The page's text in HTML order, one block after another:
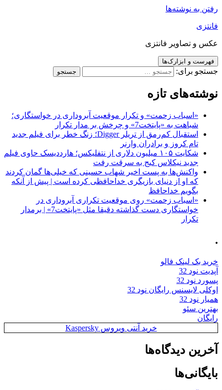
رفتن به نوشته‌ها
فانتزی
عکس و تصاویر فانتزی
فهرست و ابزارک‌ها
جستجو برای:
نوشته‌های تازه
«اسباب زحمت» و تکرار موقعیت آبروداری در خواستگاری؛
شباهت به «پایتخت7» و چرخش بر مدار تکرار
استقبال کم‌رمق از تریلر Digger؛ زنگ خطر برای فیلم جدید
تام کروز و برادران وارنر
شکایت ۱۰۵ میلیون دلاری از نتفلیکس؛ هارددیسک حاوی فیلم
جدید نیکلاس کیج به سرقت رفت
واکنش‌ها به پست اخیر شهاب حسینی که خیلی‌ها گمان کردند
که او از دنیای بازیگری خداحافظی کرده است | پیش از آنکه
بگویم خداحافظ
«اسباب زحمت» روی موقعیت تکراری آبروداری در
خواستگاری دست گذاشته دقیقا مثل «پایتخت7» | برمدار
تکرار
.
خرید بک لینک فالو
آپدیت نود 32
پسورد نود 32
اوکلی لایسنس رایگان نود 32
همیار نود 32
بهترین سئو
رایگان
خرید آنتی ویروس Kaspersky
آخرین دیدگاه‌ها
بایگانی‌ها